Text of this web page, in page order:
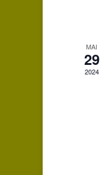
MAI
29
2024